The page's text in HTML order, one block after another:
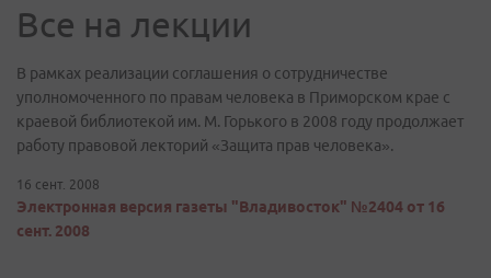
Все на лекции
В рамках реализации соглашения о сотрудничестве
уполномоченного по правам человека в Приморском крае с
краевой библиотекой им. М. Горького в 2008 году продолжает
работу правовой лекторий «Защита прав человека».
16 сент. 2008
Электронная версия газеты "Владивосток" №2404 от 16
сент. 2008